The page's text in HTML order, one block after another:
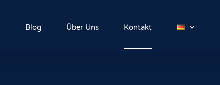
Blog Über Uns Kontakt